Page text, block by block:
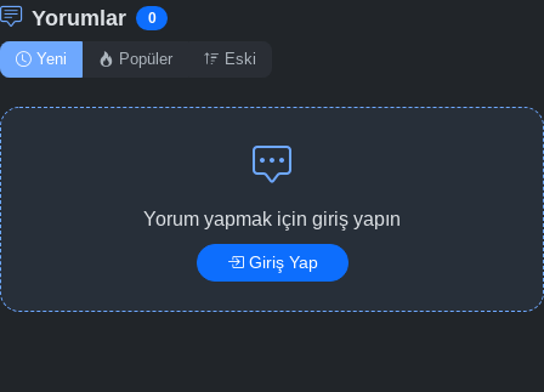
Yorumlar 0
Yeni Popüler Eski
Yorum yapmak için giriş yapın
Giriş Yap